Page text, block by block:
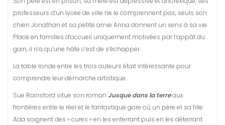
professeurs d’un lycée de ville ne le comprennent pas, seuls son
chien Jonathan et sa petite amie Anna donnent un sens à sa vie.
Placé en familles d’accueil uniquement motivées par l’appât du
gain, il n’a qu’une hâte c’est de s’échapper.
La table ronde entre les trois auteurs était intéressante pour
comprendre leur démarche artistique.
Sue Rainsford situe son roman Jusque dans la terreaux
frontières entre le réel et le fantastique gore où un père et sa fille
Ada soignent des « cures » en les enterrant puis en les déterrant.